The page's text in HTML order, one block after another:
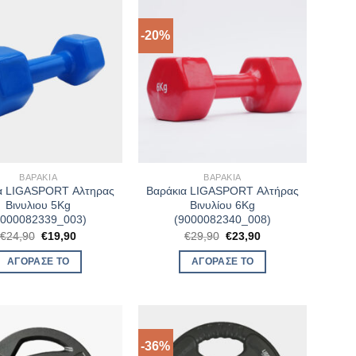
ΒΑΡΆΚΙΑ
LIGASPORT Αλτηρας
Βινυλιου 5Kg
€24,90 Original
was:
€24,90.
€19,90Η
ΑΓΌΡΑΣΈ ΤΟ
-20%
ΒΑΡΆΚΙΑ
Βαράκια LIGASPORT Αλτήρας
Βινυλίου 6Kg
(9000082340_008)
€29,90 Original
was:
€29,90.
€23,90Η
ΑΓΌΡΑΣΈ ΤΟ
-36%